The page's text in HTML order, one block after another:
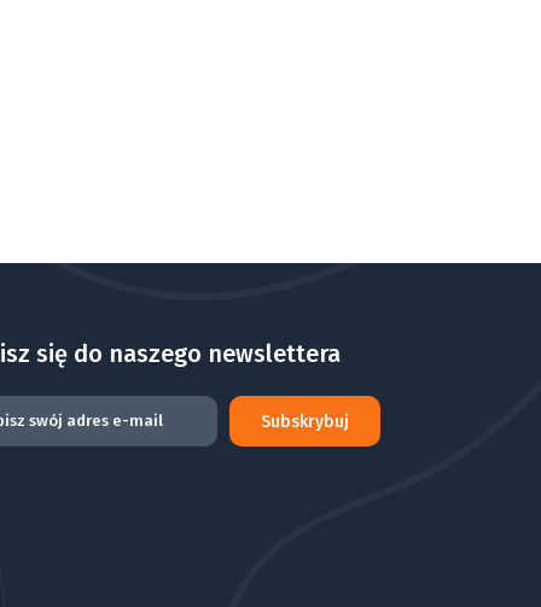
się do naszego newslettera
Subskrybuj